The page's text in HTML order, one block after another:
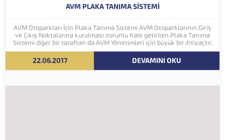
AVM PLAKA TANIMA SISTEMI
AVM Otoparkları İçin Plaka Tanıma Sistemi AVM Otoparklarının Giriş
ve Çıkış Noktalarına kurulması zorunlu hale getirilen Plaka Tanıma
Sistemi diğer bir taraftan da AVM Yönetimleri için büyük bir ihtiyaçtır.
AVM Yönetimleri Plaka Tanıma Sisteminden elde edecekleri verilerle
müşteri yoğunluk analizlerini çok ayrıntılı...
22.06.2017 DEVAMINI OKU